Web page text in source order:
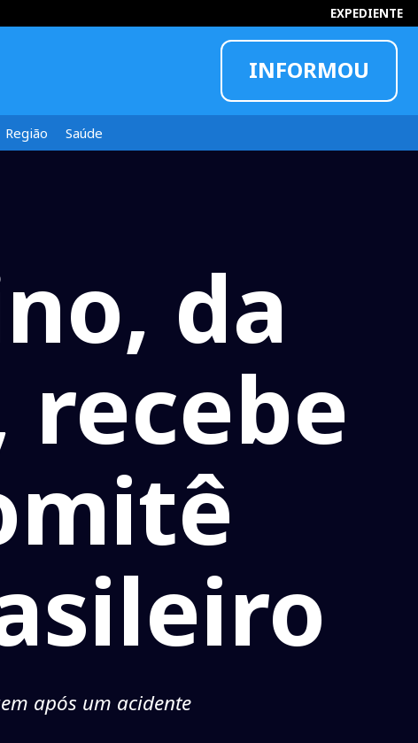
EXPEDIENTE
INFORMOU
Região Saúde
da
recebe
após um acidente